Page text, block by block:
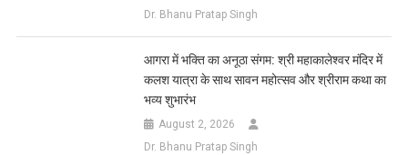
Dr. Bhanu Pratap Singh
आगरा में भक्ति का अनूठा संगम: श्री महाकालेश्वर मंदिर में
कलश यात्रा के साथ सावन महोत्सव और श्रीराम कथा का
भव्य शुभारंभ
August 2, 2026
Dr. Bhanu Pratap Singh